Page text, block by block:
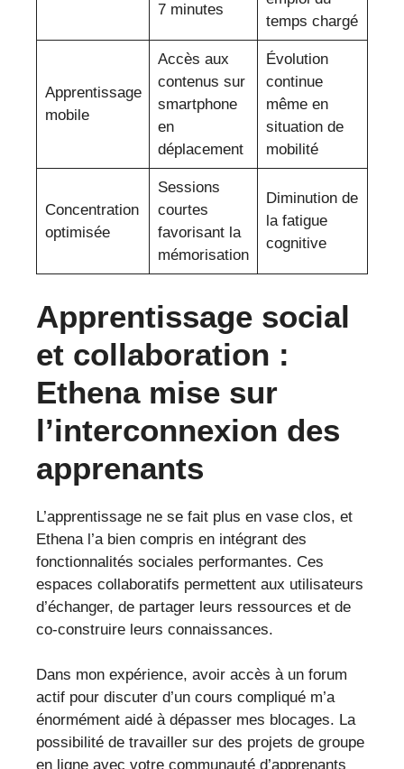
7 minutes
temps chargé
Apprentissage
mobile
Accès aux
contenus sur
smartphone
en
déplacement
Évolution
continue
même en
situation de
mobilité
Concentration
optimisée
Sessions
courtes
favorisant la
mémorisation
Diminution de
la fatigue
cognitive
Apprentissage social
et collaboration :
Ethena mise sur
l’interconnexion des
apprenants
L’apprentissage ne se fait plus en vase clos, et
Ethena l’a bien compris en intégrant des
fonctionnalités sociales performantes. Ces
espaces collaboratifs permettent aux utilisateurs
d’échanger, de partager leurs ressources et de
co-construire leurs connaissances.
Dans mon expérience, avoir accès à un forum
actif pour discuter d’un cours compliqué m’a
énormément aidé à dépasser mes blocages. La
possibilité de travailler sur des projets de groupe
en ligne avec votre communauté d’apprenants